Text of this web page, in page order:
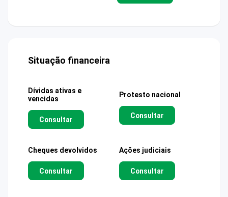
Situação financeira
Dívidas ativas e
vencidas
Consultar
Protesto nacional
Consultar
Cheques devolvidos
Consultar
Ações judiciais
Consultar